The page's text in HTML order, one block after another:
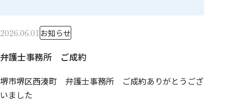
2026.06.01 お知らせ
弁護士事務所 ご成約
堺市堺区西湊町 弁護士事務所 ご成約ありがとうござ
いました